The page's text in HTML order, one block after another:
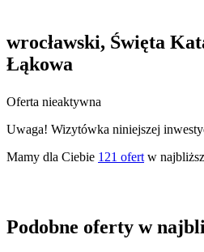
wrocławski, Święta
Łąkowa
Oferta nieaktywna
Uwaga! Wizytówka niniejszej
Mamy dla Ciebie 121 ofert w
Podobne oferty w